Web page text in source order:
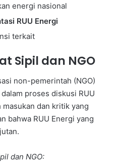
energi nasional
RUU Energi
terkait
Sipil dan NGO
non-pemerintah (NGO)
proses diskusi RUU
dan kritik yang
bahwa RUU Energi yang
dan NGO: